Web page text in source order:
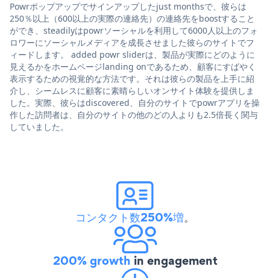
Powrポップアップでサインアップしたjust monthsで、彼らは
250％以上（600以上の実際の連絡先）の連絡先をboostすること
ができ、steadilyはpowrソーシャルを利用して6000人以上のフォ
ロワーにソーシャルメディアを成長させました彼らのサイトでフ
ィードします。 added powr sliderは、製品が実際にどのように
見えるかをホームページlanding onであるため、顧客にすばやく
表示するための視覚的な方法です。それは彼らの製品を上手に紹
介し、シームレスに顧客に素晴らしいオンサイト体験を提供しま
した。実際、彼らはdiscovered、自分のサイトでpowrアプリを操
作した訪問者は、自分のサイトの他のどの人よりも2.5倍長く関与
していました。
コンタクト数250%増。
200% growth in engagement